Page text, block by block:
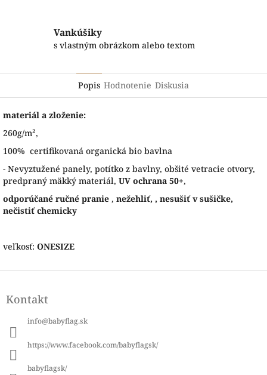
Vankúšiky
s vlastným obrázkom alebo textom
Popis Hodnotenie Diskusia
materiál a zloženie:
260g/m²,
100% certifikovaná organická bio bavlna
- Nevyztužené panely, potítko z bavlny, obšité vetracie otvory,
predpraný mäkký materiál, UV ochrana 50+,
odporúčané ručné pranie , nežehliť, , nesušiť v sušičke,
nečistiť chemicky
veľkosť: ONESIZE
pKontakt
info@babyflag.sk
https://www.facebook.com/babyflagsk/
babyflagsk/